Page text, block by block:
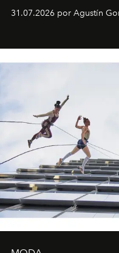
son algunos de los
miniobras. Sus puestas
31.07.2026 por Agustín